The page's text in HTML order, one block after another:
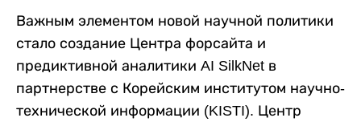
Важным элементом новой научной политики
стало создание Центра форсайта и
предиктивной аналитики AI SilkNet в
партнерстве с Корейским институтом научно-
технической информации (KISTI). Центр